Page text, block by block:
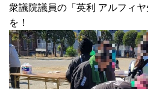
衆議院議員の「英利 アルフィ
を！